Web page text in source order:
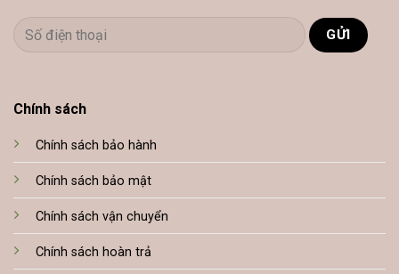
Chính sách
Chính sách bảo hành
Chính sách bảo mật
Chính sách vận chuyển
Chính sách hoàn trả